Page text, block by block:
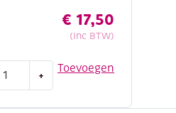
€ 17,50
(Inc BTW)
Toevoegen
+